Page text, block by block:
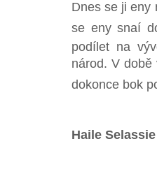
Dnes se ji
se eny snaí
podílet na
národ. V době
dokonce bok
Haile Selassie